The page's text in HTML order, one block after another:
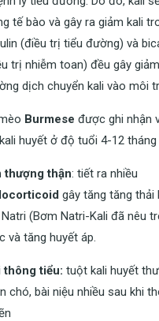
tế bào và gây ra giảm kali
(điều trị tiểu đường) và
trị nhiễm toan) đều gây
dịch chuyển kali vào môi
Burmese được ghi nhận
huyết ở độ tuổi 4-12
thượng thận: tiết ra nhiều
gây tăng tăng thải
(Bơm Natri-Kali đã nêu
và tăng huyết áp.
thông tiểu: tuột kali huyết
chó, bài niệu nhiều sau khi